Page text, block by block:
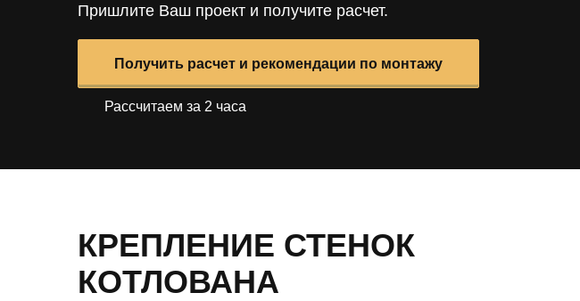
Пришлите Ваш проект и получите расчет.
Получить расчет и рекомендации по монтажу
Рассчитаем за 2 часа
КРЕПЛЕНИЕ СТЕНОК
КОТЛОВАНА